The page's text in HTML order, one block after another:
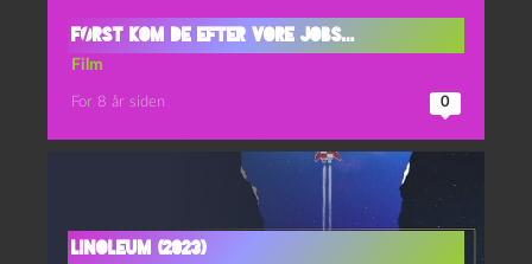
Først kom de efter vore jobs…
Film
For 8 år siden 0
Linoleum (2023)